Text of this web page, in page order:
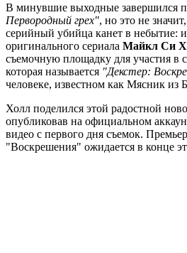
В минувшие выходные завершился
Первородный грех", но это не
серийный убийца канет в небытие:
оригинального сериала Майкл Си
съемочную площадку для участия в
которая называется "Декстер:
человеке, известном как Мясник из
Холл поделился этой радостной
опубликовав на официальном
видео с первого дня съемок.
"Воскрешения" ожидается в конце